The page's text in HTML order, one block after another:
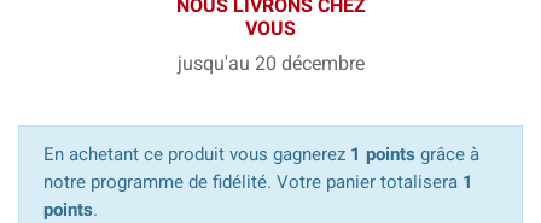
NOUS LIVRONS CHEZ
VOUS
jusqu'au 20 décembre
En achetant ce produit vous gagnerez 1 points grâce à
notre programme de fidélité. Votre panier totalisera 1
points.